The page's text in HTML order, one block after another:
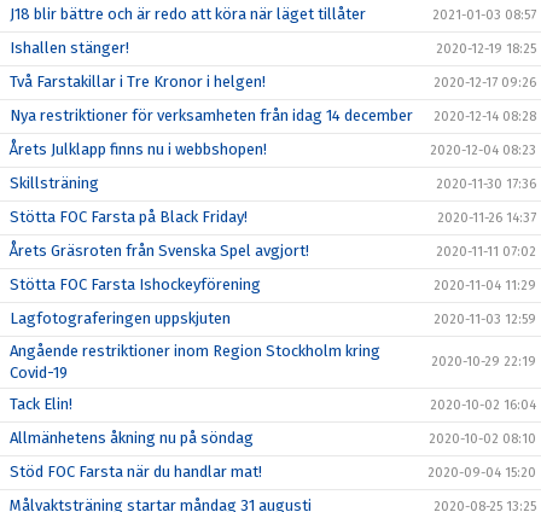
J18 blir bättre och är redo att köra när läget tillåter 2021-01-03 08:57
Ishallen stänger! 2020-12-19 18:25
Två Farstakillar i Tre Kronor i helgen! 2020-12-17 09:26
Nya restriktioner för verksamheten från idag 14 december 2020-12-14 08:28
Årets Julklapp finns nu i webbshopen! 2020-12-04 08:23
Skillsträning 2020-11-30 17:36
Stötta FOC Farsta på Black Friday! 2020-11-26 14:37
Årets Gräsroten från Svenska Spel avgjort! 2020-11-11 07:02
Stötta FOC Farsta Ishockeyförening 2020-11-04 11:29
Lagfotograferingen uppskjuten 2020-11-03 12:59
Angående restriktioner inom Region Stockholm kring
Covid-19
2020-10-29 22:19
Tack Elin! 2020-10-02 16:04
Allmänhetens åkning nu på söndag 2020-10-02 08:10
Stöd FOC Farsta när du handlar mat! 2020-09-04 15:20
Målvaktsträning startar måndag 31 augusti 2020-08-25 13:25